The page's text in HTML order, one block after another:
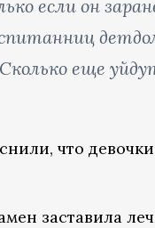
если он
еще
что
заставила